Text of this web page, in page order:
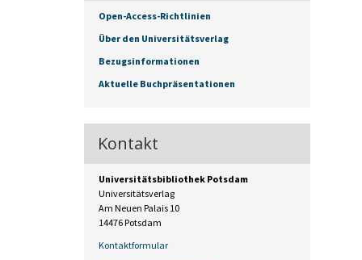
Open-Access-Richtlinien
Über den Universitätsverlag
Bezugsinformationen
Aktuelle Buchpräsentationen
Kontakt
Universitätsbibliothek Potsdam
Universitätsverlag
Am Neuen Palais 10
14476 Potsdam
Kontaktformular